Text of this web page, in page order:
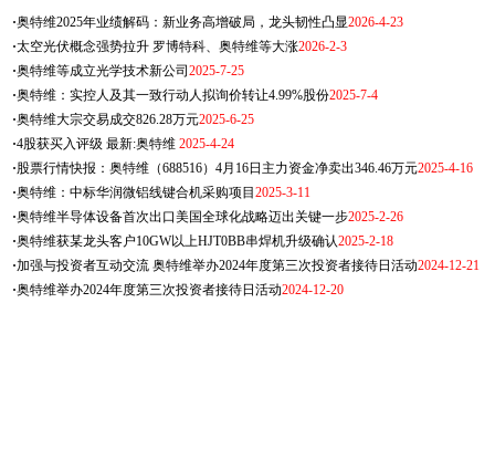
·奥特维2025年业绩解码：新业务高增破局，龙头韧性凸显2026-4-23
·太空光伏概念强势拉升 罗博特科、奥特维等大涨2026-2-3
·奥特维等成立光学技术新公司 2025-7-25
·奥特维：实控人及其一致行动人拟询价转让4.99%股份2025-7-4
·奥特维大宗交易成交826.28万元2025-6-25
·4股获买入评级 最新:奥特维 2025-4-24
·股票行情快报：奥特维（688516）4月16日主力资金净卖出346.46万元2025-4-16
·奥特维：中标华润微铝线键合机采购项目 2025-3-11
·奥特维半导体设备首次出口美国全球化战略迈出关键一步2025-2-26
·奥特维获某龙头客户10GW以上HJT0BB串焊机升级确认2025-2-18
·加强与投资者互动交流 奥特维举办2024年度第三次投资者接待日活动2024-12-21
·奥特维举办2024年度第三次投资者接待日活动2024-12-20